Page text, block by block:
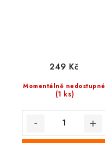
Momentálně nedostupné
(1 ks)
249 Kč